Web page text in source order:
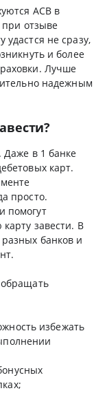
АСВ в
отзыве
не сразу,
и более
Лучше
надежным
Даже в 1 банке
карт.
просто.
помогут
завести. В
банков и
избежать